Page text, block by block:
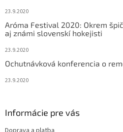
23.9.2020
Aróma Festival 2020: Okrem
aj známi slovenskí hokejisti
23.9.2020
Ochutnávková konferencia o
23.9.2020
Informácie pre vás